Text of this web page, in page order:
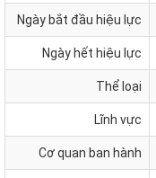
Ngày bắt đầu hiệu lực
Ngày hết hiệu lực
Thể loại
Lĩnh vực
Cơ quan ban hành